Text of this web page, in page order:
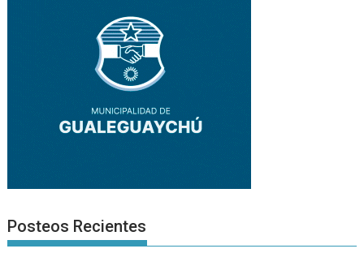
Posteos Recientes